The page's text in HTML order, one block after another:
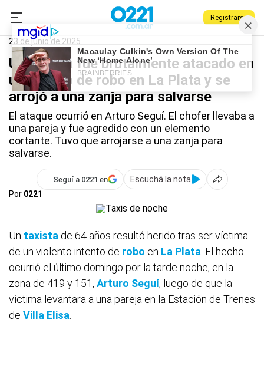
Registrarse
0221.com.ar
La Plata
23 de junio de 2025
Un taxista fue brutalmente atacado en
un intento de robo en La Plata y se
arrojó a una zanja para salvarse
El ataque ocurrió en Arturo Seguí. El chofer llevaba a
una pareja y fue agredido con un elemento
cortante. Tuvo que arrojarse a una zanja para
salvarse.
Seguí a 0221 en
Escuchá la nota
Por 0221
Un taxista de 64 años resultó herido tras ser víctima
de un violento intento de robo en La Plata . El hecho
ocurrió el último domingo por la tarde noche, en la
zona de 419 y 151, Arturo Seguí, luego de que la
víctima levantara a una pareja en la Estación de Trenes
de Villa Elisa